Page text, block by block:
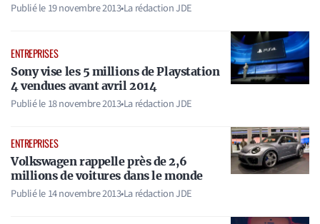
Publié le19 novembre 2013•La rédaction JDE
ENTREPRISES
Sony vise les 5 millions de Playstation
4 vendues avant avril 2014
Publié le18 novembre 2013•La rédaction JDE
ENTREPRISES
Volkswagen rappelle près de 2,6
millions de voitures dans le monde
Publié le14 novembre 2013•La rédaction JDE